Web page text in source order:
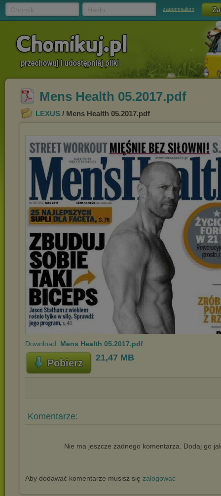
zapomniałem
Mens Health 05.2017.pdf
LEXUS / Mens Health 05.2017.pdf
Download: Mens Health 05.2017.pdf
Pobierz 21,47 MB
Komentarze:
Nie ma jeszcze żadnego komentarza. Dodaj go
Aby dodawać komentarze musisz się zalogować